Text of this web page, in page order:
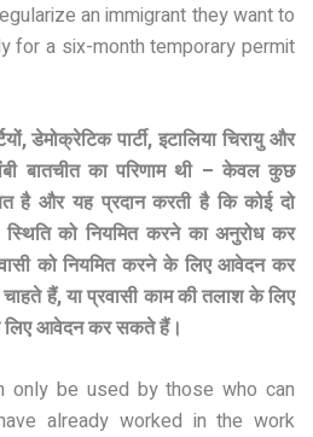
an immigrant they want to
for a six-month temporary permit
डेमोक्रेटिक पार्टी, इटालिया चिरायु और
बातचीत का परिणाम थी – केवल कुछ
है और यह प्रदान करती है कि कोई दो
को नियमित करने का अनुरोध कर
को नियमित करने के लिए आवेदन कर
हैं, या प्रवासी काम की तलाश के लिए
लिए आवेदन कर सकते हैं।
only be used by those who can
already worked in the work